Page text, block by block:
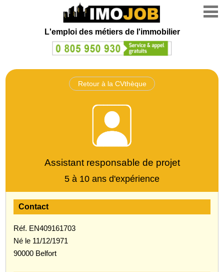
L'emploi des métiers de l'immobilier
Retour à la CVthèque
Assistant responsable de projet
5 à 10 ans d'expérience
Contact
Réf. EN409161703
Né le 11/12/1971
90000 Belfort